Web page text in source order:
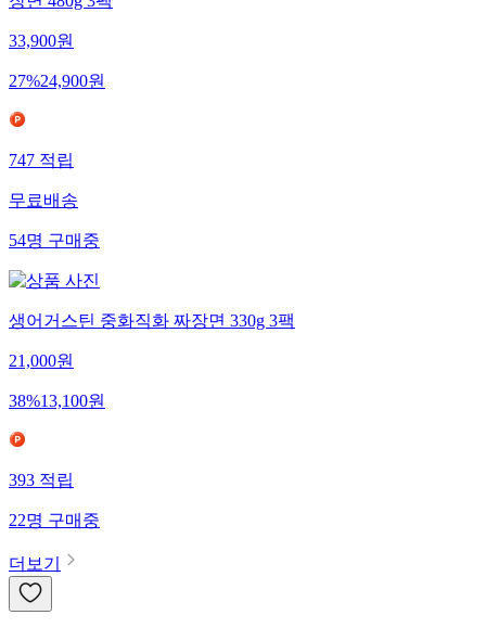
장면 480g 3팩
33,900원
27%24,900원
747적립
무료배송
54명구매중
생어거스틴 중화직화 짜장면 330g 3팩
21,000원
38%13,100원
393적립
22명구매중
더보기